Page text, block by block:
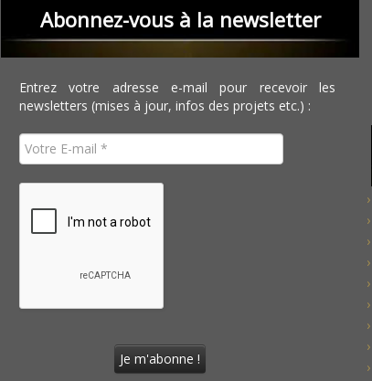
Abonnez-vous à la newsletter
Entrez votre adresse e-mail pour recevoir les
newsletters (mises à jour, infos des projets etc.) :